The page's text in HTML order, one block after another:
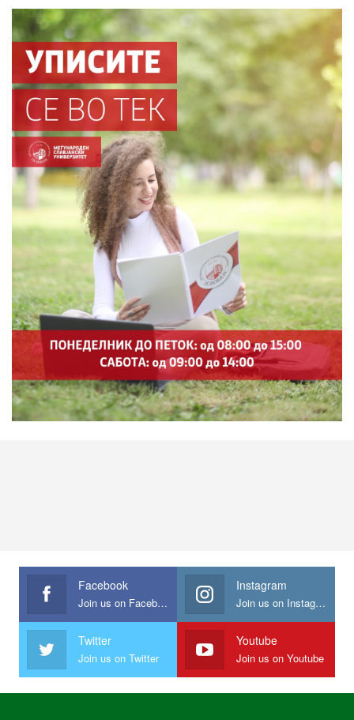
Facebook
Join us on Facebook
Instagram
Join us on Instagram
Twitter
Join us on Twitter
Youtube
Join us on Youtube